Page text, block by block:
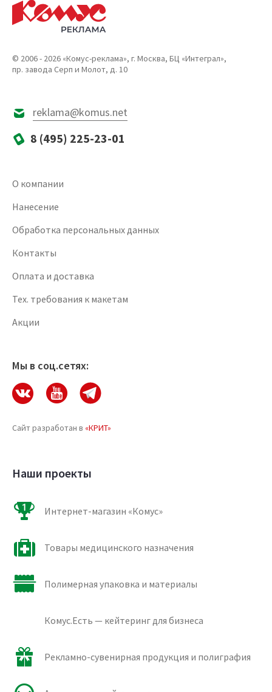
© 2006 - 2026 «Комус-реклама», г. Москва, БЦ «Интеграл»,
пр. завода Серп и Молот, д. 10
reklama@komus.net
8 (495) 225-23-01
О компании
Нанесение
Обработка персональных данных
Контакты
Оплата и доставка
Тех. требования к макетам
Акции
Мы в соц.сетях:
Сайт разработан в «КРИТ»
Наши проекты
Интернет-магазин «Комус»
Товары медицинского назначения
Полимерная упаковка и материалы
Комус.Есть — кейтеринг для бизнеса
Рекламно-сувенирная продукция и полиграфия